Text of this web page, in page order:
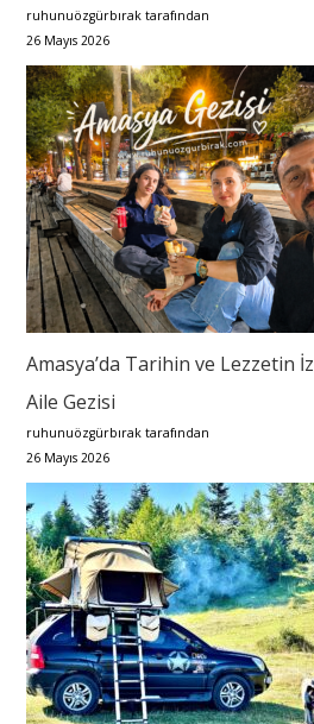
ruhunuözgürbırak tarafından
26 Mayıs 2026
Amasya’da Tarihin ve Lezzetin
Aile Gezisi
ruhunuözgürbırak tarafından
26 Mayıs 2026